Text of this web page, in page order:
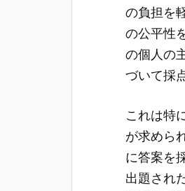
の負担を
の公平性
の個人の
づいて採
これは特
が求めら
に答案を
出題され